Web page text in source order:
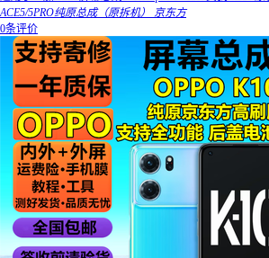
ACE5/5PRO纯原总成（原拆机） 京东方
0条评价